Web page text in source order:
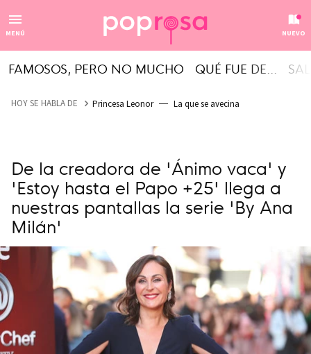
MENÚ NUEVO
FAMOSOS, PERO NO MUCHO QUÉ FUE DE...
HOY SE HABLA DE Princesa Leonor La que se avecina
De la creadora de 'Ánimo vaca' y
'Estoy hasta el Papo +25' llega a
nuestras pantallas la serie 'By Ana
Milán'